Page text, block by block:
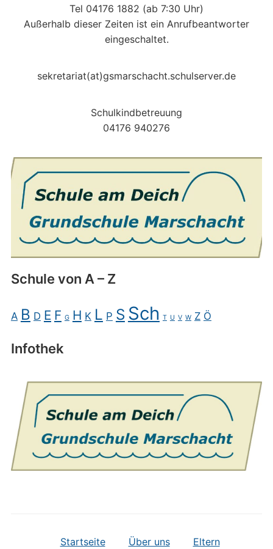
Tel 04176 1882 (ab 7:30 Uhr)
Außerhalb dieser Zeiten ist ein Anrufbeantworter
eingeschaltet.
sekretariat(at)gsmarschacht.schulserver.de
Schulkindbetreuung
04176 940276
Schule von A – Z
A B D E F G H K L P S Sch T U V W Z Ö
Infothek
Startseite Über uns Eltern